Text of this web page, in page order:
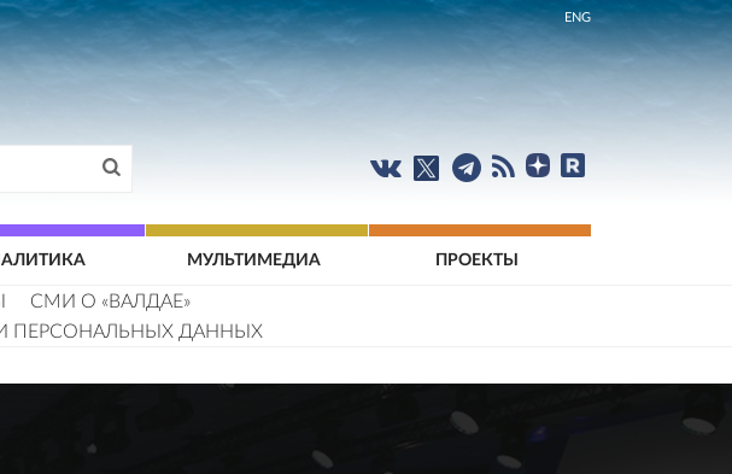
ENG
МУЛЬТИМЕДИА ПРОЕКТЫ
СМИ О «ВАЛДАЕ»
ПЕРСОНАЛЬНЫХ ДАННЫХ